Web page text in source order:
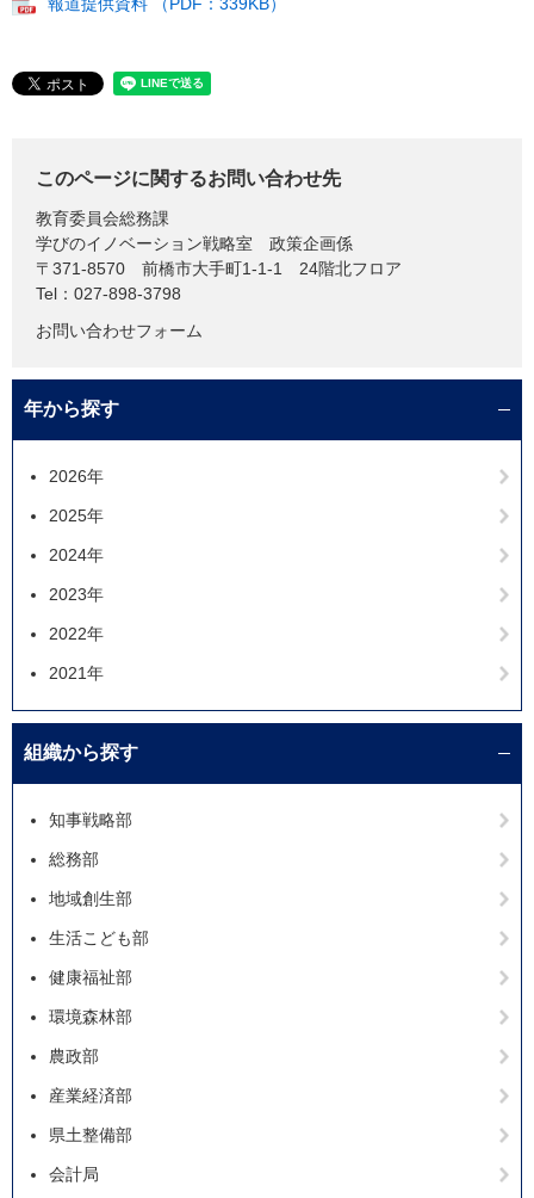
このページに関するお問い合わせ先
教育委員会総務課
学びのイノベーション戦略室 政策企画係
〒371-8570
前橋市大手町1-1-1 24階北フロア
Tel：027-898-3798
お問い合わせフォーム
年から探す
2026年
2025年
2024年
2023年
2022年
2021年
組織から探す
知事戦略部
総務部
地域創生部
生活こども部
健康福祉部
環境森林部
農政部
産業経済部
県土整備部
会計局